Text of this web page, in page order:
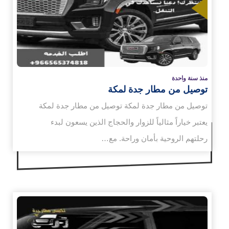
منذ سنة واحدة
توصيل من مطار جدة لمكة
توصيل من مطار جدة لمكة توصيل من مطار جدة لمكة
يعتبر خياراً مثالياً للزوار والحجاج الذين يسعون لبدء
رحلتهم الروحية بأمان وراحة. مع…